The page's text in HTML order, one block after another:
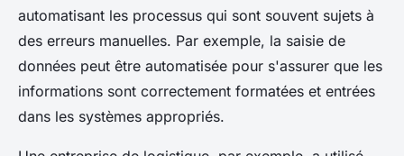
automatisant les processus qui sont souvent sujets à
des erreurs manuelles. Par exemple, la saisie de
données peut être automatisée pour s'assurer que les
informations sont correctement formatées et entrées
dans les systèmes appropriés.